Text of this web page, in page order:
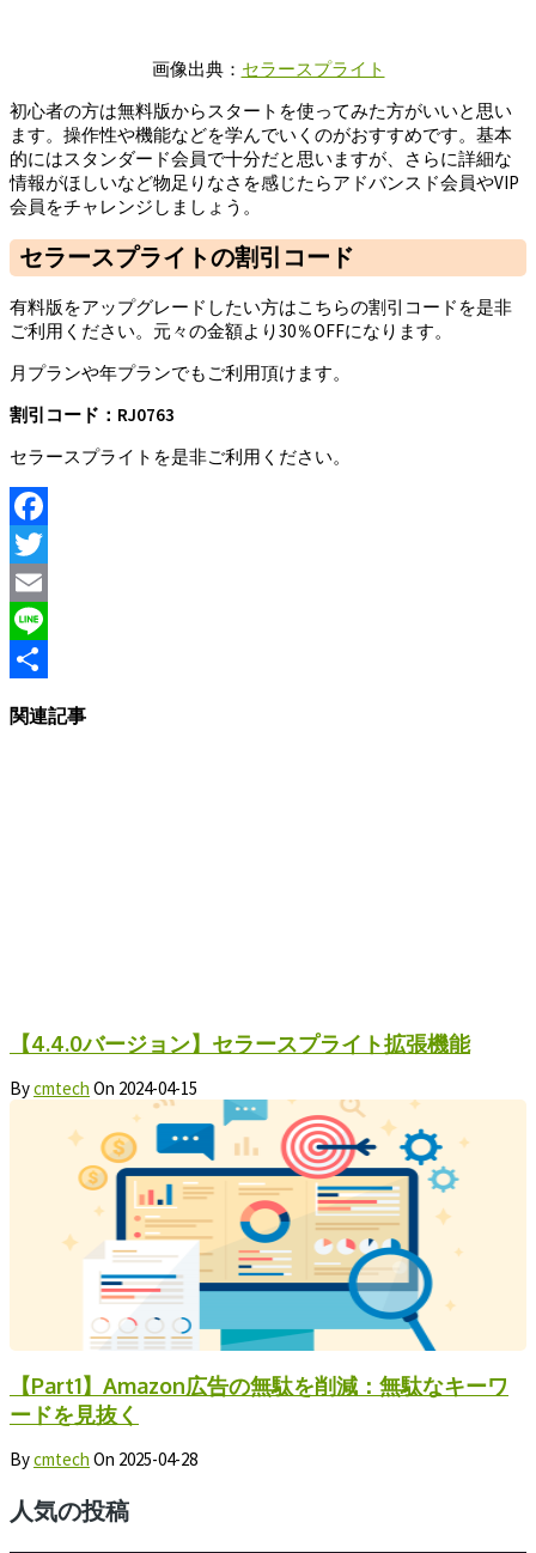
画像出典： セラースプライト
初心者の方は無料版からスタートを使ってみた方がいいと思い
ます。操作性や機能などを学んでいくのがおすすめです。基本
的にはスタンダード会員で十分だと思いますが、さらに詳細な
情報がほしいなど物足りなさを感じたらアドバンスド会員やVIP
会員をチャレンジしましょう。
セラースプライトの割引コード
有料版をアップグレードしたい方はこちらの割引コードを是非
ご利用ください。元々の金額より30％OFFになります。
月プランや年プランでもご利用頂けます。
割引コード：RJ0763
セラースプライトを是非ご利用ください。
Facebook
Twitter
Email
Line
関連記事
【4.4.0バージョン】セラースプライト拡張機能
Bycmtech On 2024-04-15
【Part1】Amazon広告の無駄を削減：無駄なキーワ
ードを見抜く
Bycmtech On 2025-04-28
人気の投稿